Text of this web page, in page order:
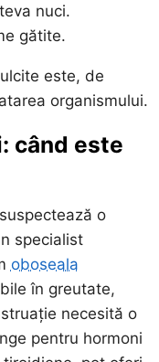
nuci.
gătite.
este, de
organismului.
când este
o
specialist
oboseala
în greutate,
necesită o
pentru hormoni